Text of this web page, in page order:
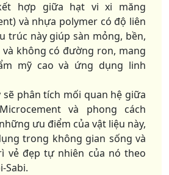
hợp giữa hạt vi xi măng
và nhựa polymer có độ liên
trúc này giúp sàn mỏng, bền,
không có đường ron, mang
mỹ cao và ứng dụng linh
sẽ phân tích mối quan hệ giữa
và phong cách
ưu điểm của vật liệu này,
trong không gian sống và
vẻ đẹp tự nhiên của nó theo
Sabi.